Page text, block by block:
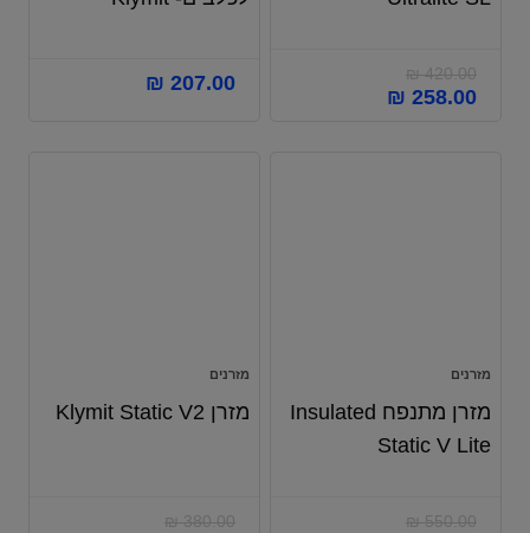
₪420.00
₪ 258.00
₪ 207.00
מזרנים
מזרן מתנפח Insulated
Static V Lite
₪550.00
מזרנים
מזרן Klymit Static V2
₪380.00